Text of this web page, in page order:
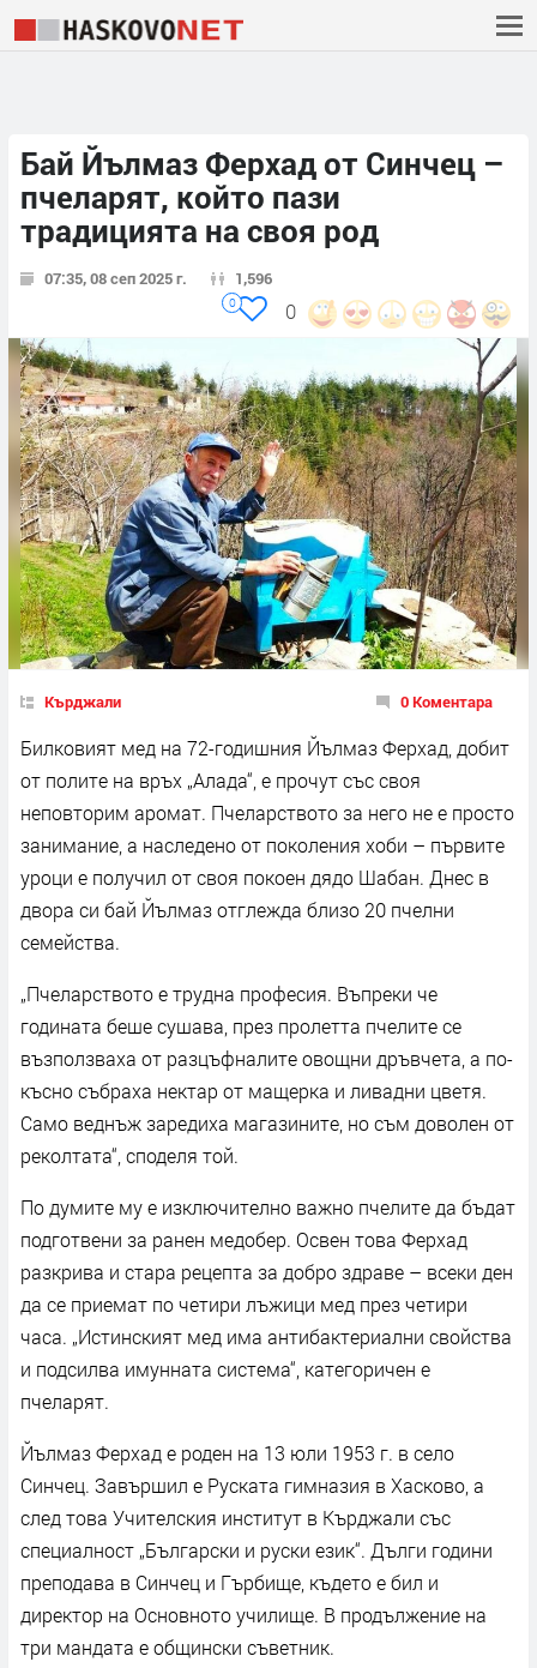
Бай Йълмаз Ферхад от Синчец –
пчеларят, който пази
традицията на своя род
07:35, 08 сеп 2025 г. 1,596
0
0
Кърджали 0 Коментара
Билковият мед на 72-годишния Йълмаз Ферхад, добит
от полите на връх „Алада“, е прочут със своя
неповторим аромат. Пчеларството за него не е просто
занимание, а наследено от поколения хоби – първите
уроци е получил от своя покоен дядо Шабан. Днес в
двора си бай Йълмаз отглежда близо 20 пчелни
семейства.
„Пчеларството е трудна професия. Въпреки че
годината беше сушава, през пролетта пчелите се
възползваха от разцъфналите овощни дръвчета, а по-
късно събраха нектар от мащерка и ливадни цветя.
Само веднъж заредиха магазините, но съм доволен от
реколтата“, споделя той.
По думите му е изключително важно пчелите да бъдат
подготвени за ранен медобер. Освен това Ферхад
разкрива и стара рецепта за добро здраве – всеки ден
да се приемат по четири лъжици мед през четири
часа. „Истинският мед има антибактериални свойства
и подсилва имунната система“, категоричен е
пчеларят.
Йълмаз Ферхад е роден на 13 юли 1953 г. в село
Синчец. Завършил е Руската гимназия в Хасково, а
след това Учителския институт в Кърджали със
специалност „Български и руски език“. Дълги години
преподава в Синчец и Гърбище, където е бил и
директор на Основното училище. В продължение на
три мандата е общински съветник.